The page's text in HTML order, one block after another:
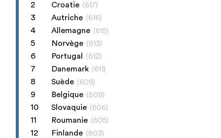
2 Croatie (617)
3 Autriche (616)
4 Allemagne (615)
5 Norvège (613)
6 Portugal (612)
7 Danemark (611)
8 Suède (609)
9 Belgique (608)
10 Slovaquie (606)
11 Roumanie (605)
12 Finlande (603)